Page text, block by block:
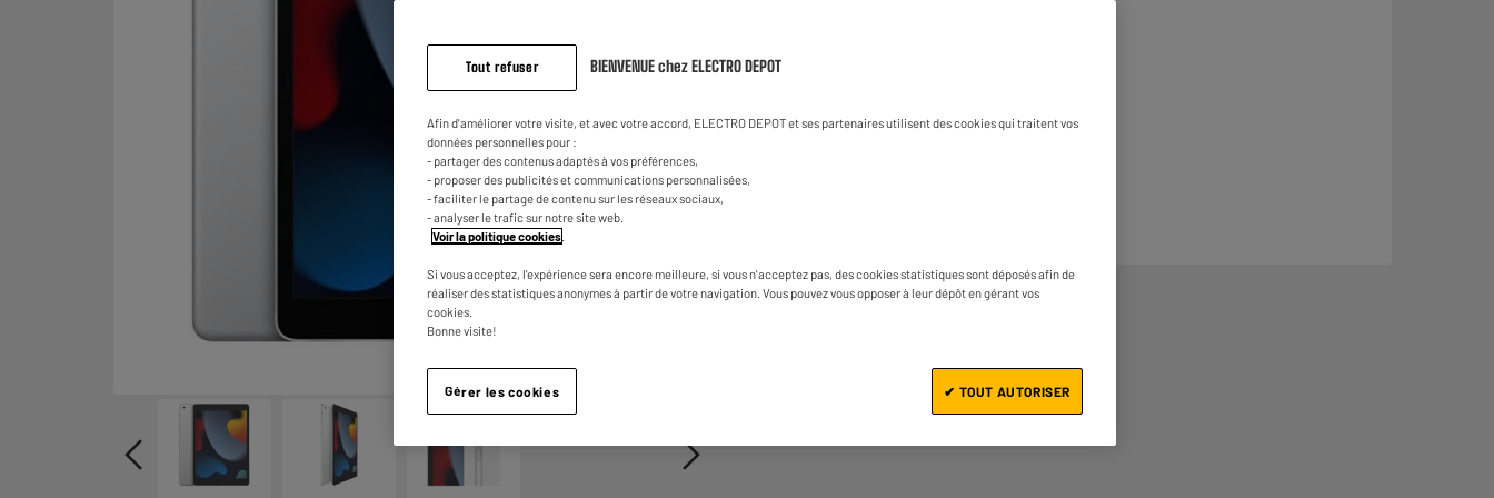
Tout refuser BIENVENUE chez ELECTRO DEPOT
Afin d'améliorer votre visite, et avec votre accord, ELECTRO DEPOT et ses partenaires utilisent des cookies qui traitent vos
données personnelles pour :
- partager des contenus adaptés à vos préférences,
- proposer des publicités et communications personnalisées,
- faciliter le partage de contenu sur les réseaux sociaux,
- analyser le trafic sur notre site web.
Voir la politique cookies
Si vous acceptez, l'expérience sera encore meilleure, si vous n'acceptez pas, des cookies statistiques sont déposés afin de
réaliser des statistiques anonymes à partir de votre navigation. Vous pouvez vous opposer à leur dépôt en gérant vos
cookies.
Bonne visite!
Gérer les cookies ✔ TOUT AUTORISER